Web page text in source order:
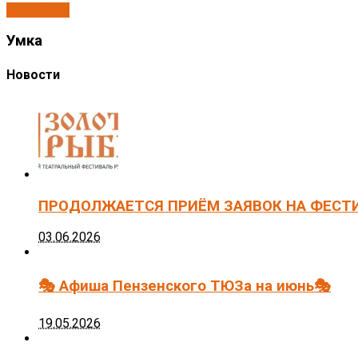
Умка
Новости
ПРОДОЛЖАЕТСЯ ПРИЁМ ЗАЯВОК НА
03.06.2026
🎭 Афиша Пензенского ТЮЗа на июнь🎭
19.05.2026